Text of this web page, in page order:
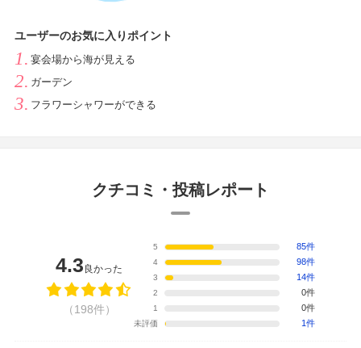
ユーザーのお気に入りポイント
宴会場から海が見える
ガーデン
フラワーシャワーができる
クチコミ・投稿レポート
4.3 良かった
（198件）
5 85件
4 98件
3 14件
2 0件
1 0件
未評価 1件